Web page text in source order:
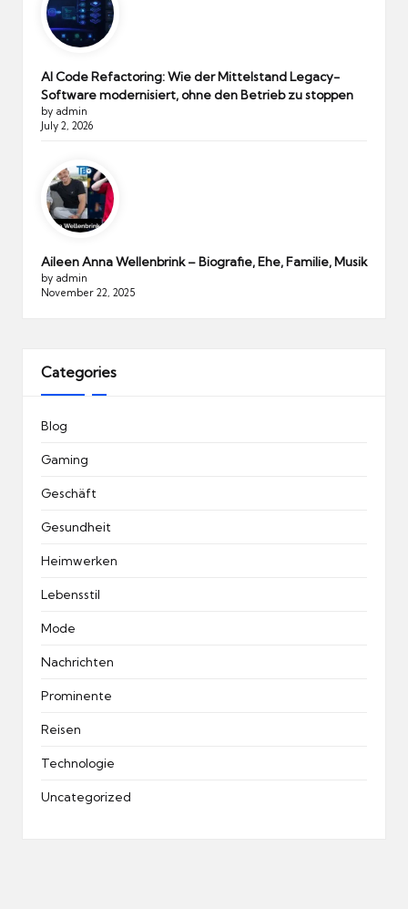
AI Code Refactoring: Wie der Mittelstand Legacy-
Software modernisiert, ohne den Betrieb zu stoppen
by admin
July 2, 2026
Aileen Anna Wellenbrink – Biografie, Ehe, Familie, Musik
by admin
November 22, 2025
Categories
Blog
Gaming
Geschäft
Gesundheit
Heimwerken
Lebensstil
Mode
Nachrichten
Prominente
Reisen
Technologie
Uncategorized